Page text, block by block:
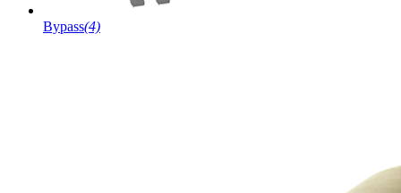
Bypass(4)